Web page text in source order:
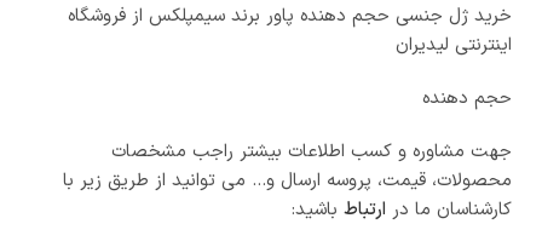
خرید ژل جنسی حجم دهنده پاور برند سیمپلکس از فروشگاه
اینترنتی لیدیران
حجم دهنده
جهت مشاوره و کسب اطلاعات بیشتر راجب مشخصات
محصولات، قیمت، پروسه ارسال و… می توانید از طریق زیر با
کارشناسان ما در ارتباط باشید: